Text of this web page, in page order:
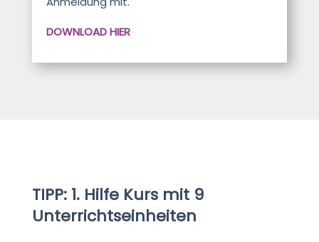
DOWNLOAD HIER
TIPP: 1. Hilfe Kurs mit 9
Unterrichtseinheiten